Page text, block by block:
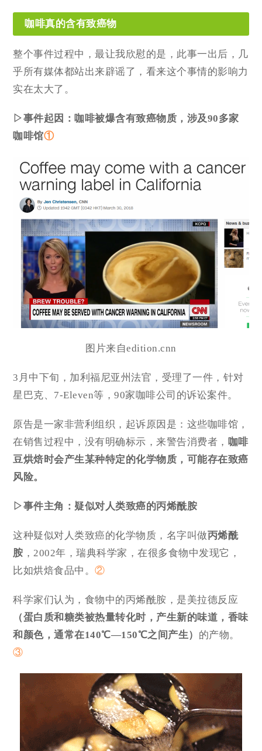
咖啡真的含有致癌物
整个事件过程中，最让我欣慰的是，此事一出后，几
乎所有媒体都站出来辟谣了，看来这个事情的影响力
实在太大了。
▷事件起因：咖啡被爆含有致癌物质，涉及90多家
咖啡馆①
图片来自edition.cnn
3月中下旬，加利福尼亚州法官，受理了一件，针对
星巴克、7-Eleven等，90家咖啡公司的诉讼案件。
原告是一家非营利组织，起诉原因是：这些咖啡馆，
在销售过程中，没有明确标示，来警告消费者， 咖啡
豆烘焙时会产生某种特定的化学物质，可能存在致癌
风险。
▷事件主角：疑似对人类致癌的丙烯酰胺
这种疑似对人类致癌的化学物质，名字叫做丙烯酰
胺 ，2002年，瑞典科学家，在很多食物中发现它，
比如烘焙食品中。②
科学家们认为，食物中的丙烯酰胺，是美拉德反应
（蛋白质和糖类被热量转化时，产生新的味道，香味
和颜色，通常在140℃—150℃之间产生） 的产物。
③